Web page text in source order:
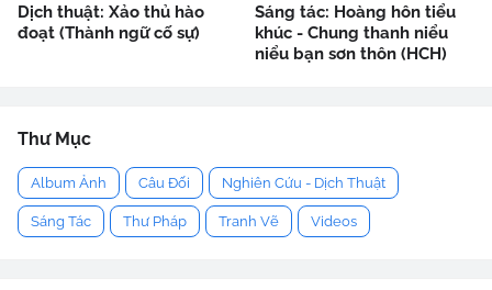
Dịch thuật: Xảo thủ hào
đoạt (Thành ngữ cố sự)
Sáng tác: Hoàng hôn tiểu
khúc - Chung thanh niểu
niểu bạn sơn thôn (HCH)
Thư Mục
Album Ảnh Câu Đối Nghiên Cứu - Dịch Thuật
Sáng Tác Thư Pháp Tranh Vẽ Videos